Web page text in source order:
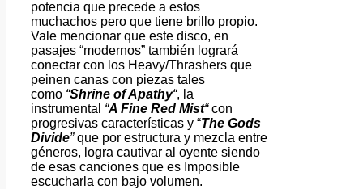
potencia que precede a estos
muchachos pero que tiene brillo propio.
Vale mencionar que este disco, en
pasajes “modernos” también logrará
conectar con los Heavy/Thrashers que
peinen canas con piezas tales
como “Shrine of Apathy“, la
instrumental “A Fine Red Mist“con
progresivas características y “The Gods
Divide”que por estructura y mezcla entre
géneros, logra cautivar al oyente siendo
de esas canciones que es Imposible
escucharla con bajo volumen.